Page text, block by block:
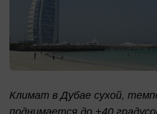
Климат в Дубае сухой,
поднимается до +40